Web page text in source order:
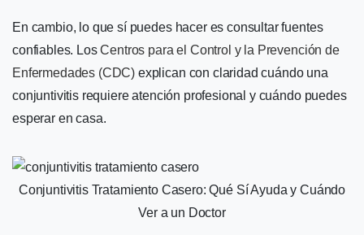
En cambio, lo que sí puedes hacer es consultar fuentes
confiables. LosCentros para el Control y la Prevención de
Enfermedades (CDC) explican con claridad cuándo una
conjuntivitis requiere atención profesional y cuándo puedes
esperar en casa.
Conjuntivitis Tratamiento Casero: Qué Sí Ayuda y Cuándo
Ver a un Doctor